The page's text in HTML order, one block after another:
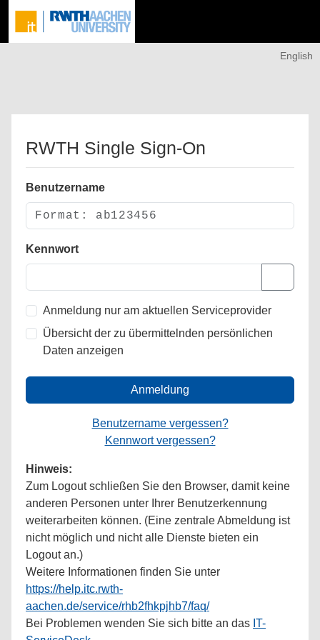
English
RWTH Single Sign-On
Benutzername
Kennwort
Anmeldung nur am aktuellen Serviceprovider
Übersicht der zu übermittelnden persönlichen
Daten anzeigen
Anmeldung
Benutzername vergessen?
Kennwort vergessen?
Hinweis:
Zum Logout schließen Sie den Browser, damit keine
anderen Personen unter Ihrer Benutzerkennung
weiterarbeiten können. (Eine zentrale Abmeldung ist
nicht möglich und nicht alle Dienste bieten ein
Logout an.)
Weitere Informationen finden Sie unter
https://help.itc.rwth-
aachen.de/service/rhb2fhkpjhb7/faq/
Bei Problemen wenden Sie sich bitte an das IT-